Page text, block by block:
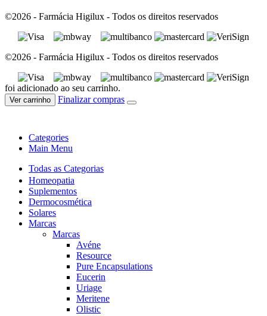
©2026 - Farmácia Higilux - Todos os direitos reservados
©2026 - Farmácia Higilux - Todos os direitos reservados
foi adicionado ao seu carrinho.
Ver carrinho Finalizar compras
Categories
Main Menu
Todas as Categorias
Homeopatia
Suplementos
Dermocosmética
Solares
Marcas
Marcas
Avéne
Resource
Pure Encapsulations
Eucerin
Uriage
Meritene
Olistic